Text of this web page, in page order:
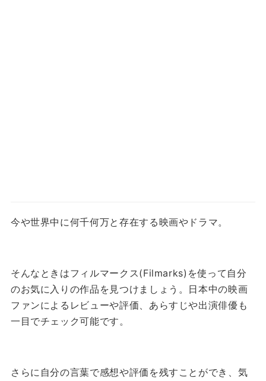
今や世界中に何千何万と存在する映画やドラマ。
そんなときはフィルマークス(Filmarks)を使って自分
のお気に入りの作品を見つけましょう。 日本中の映画
ファンによるレビューや評価、あらすじや出演俳優も
一目でチェック可能です。
さらに自分の言葉で感想や評価を残すことができ、気